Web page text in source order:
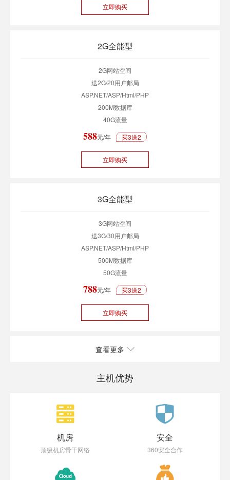
立即购买
2G全能型
2G网站空间
送2G/20用户邮局
ASP.NET/ASP/Html/PHP
200M数据库
40G流量
588元/年 买3送2
立即购买
3G全能型
3G网站空间
送3G/30用户邮局
ASP.NET/ASP/Html/PHP
500M数据库
50G流量
788元/年 买3送2
立即购买
查看更多
主机优势
机房
顶级机房骨干网络
安全
360安全合作